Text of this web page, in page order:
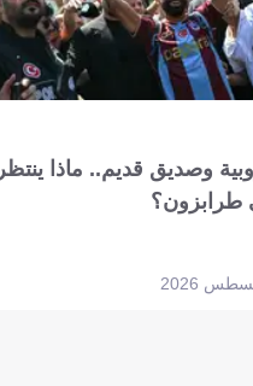
وصديق قديم.. ماذا ينتظر
طرابزون؟